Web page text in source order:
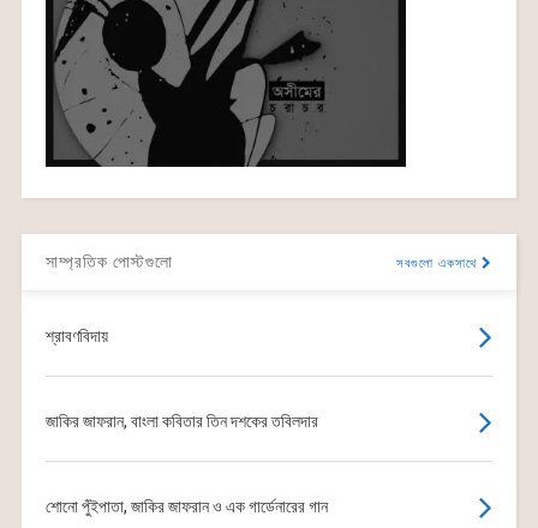
সাম্প্রতিক পোস্টগুলো সবগুলো একসাথে
শ্রাবণবিদায়
জাকির জাফরান, বাংলা কবিতার তিন দশকের তবিলদার
শোনো পুঁইপাতা, জাকির জাফরান ও এক গার্ডেনারের গান